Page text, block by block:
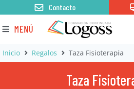
MENÚ
Contacto
Inicio Regalos Taza Fisioterapia
Taza